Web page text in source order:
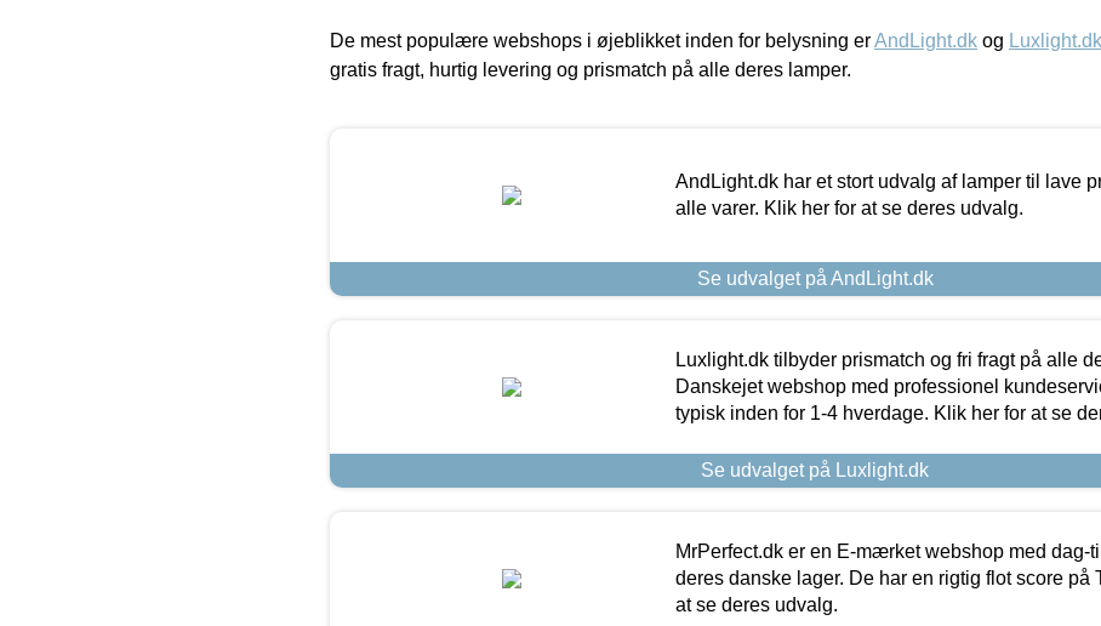
De mest populære webshops i øjeblikket inden for belysning erAndLight.dk og Luxlight.dk
gratis fragt, hurtig levering og prismatch på alle deres lamper.
AndLight.dk har et stort udvalg af lamper til lave
alle varer. Klik her for at se deres udvalg.
Se udvalget på AndLight.dk
Luxlight.dk tilbyder prismatch og fri fragt på alle
Danskejet webshop med professionel
typisk inden for 1-4 hverdage. Klik her for at se
Se udvalget på Luxlight.dk
MrPerfect.dk er en E-mærket webshop med dag-
deres danske lager. De har en rigtig flot score på
at se deres udvalg.